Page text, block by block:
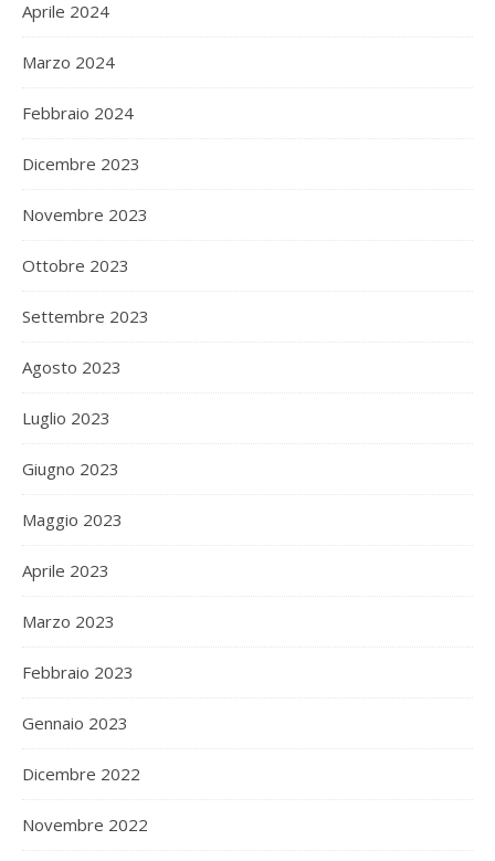
Aprile 2024
Marzo 2024
Febbraio 2024
Dicembre 2023
Novembre 2023
Ottobre 2023
Settembre 2023
Agosto 2023
Luglio 2023
Giugno 2023
Maggio 2023
Aprile 2023
Marzo 2023
Febbraio 2023
Gennaio 2023
Dicembre 2022
Novembre 2022